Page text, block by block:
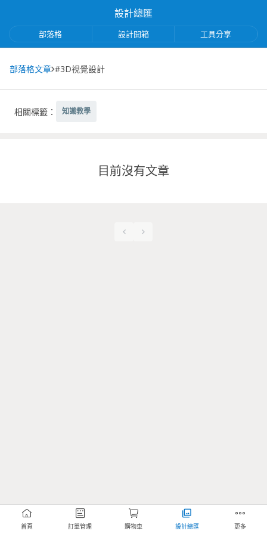
設計總匯
部落格 設計開箱 工具分享
部落格文章 #3D視覺設計
相關標籤： 知識教學
目前沒有文章
首頁 訂單管理 購物車 設計總匯 更多